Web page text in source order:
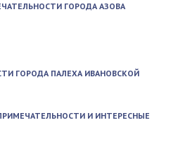
ГОРОДА АЗОВА
ГОРОДА ПАЛЕХА ИВАНОВСКОЙ
И ИНТЕРЕСНЫЕ